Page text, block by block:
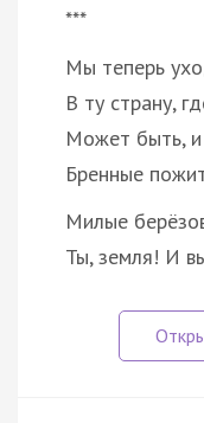
***
Мы теперь
В ту страну,
Может быть, и
Бренные
Милые
Ты, земля! И